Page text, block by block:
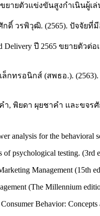
ขยายตัวแข่งขันสูงกำเนินผู้
วรพิวุฒิ. (2565). ปัจจัยที่
Delivery ปี 2565 ขยายตั
ทรอนิกส์ (สพธอ.). (2563).
, พิยดา ผุยชาคำ และขจร
analysis for the behavioral
of psychological testing.
Management (15th
(The Millennium
Behavior: